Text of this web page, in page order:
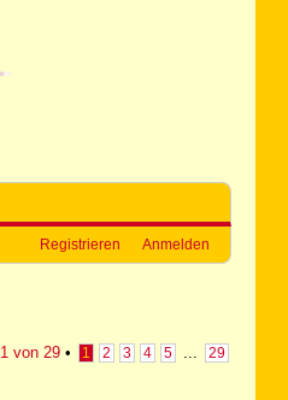
Registrieren Anmelden
1von 29• 1 2 3 4 5 ... 29